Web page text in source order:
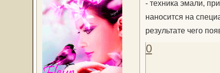
- техника эмали,
наносится на
результате чего
0